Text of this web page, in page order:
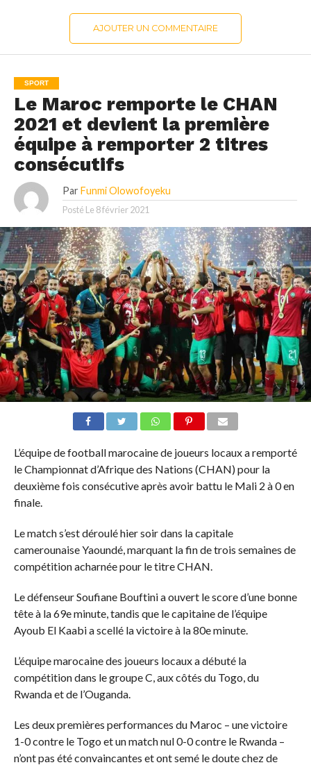
AJOUTER UN COMMENTAIRE
SPORT
Le Maroc remporte le CHAN
2021 et devient la première
équipe à remporter 2 titres
consécutifs
Par Funmi Olowofoyeku
Posté Le 8 février 2021
L’équipe de football marocaine de joueurs locaux a remporté
le Championnat d’Afrique des Nations (CHAN) pour la
deuxième fois consécutive après avoir battu le Mali 2 à 0 en
finale.
Le match s’est déroulé hier soir dans la capitale
camerounaise Yaoundé, marquant la fin de trois semaines de
compétition acharnée pour le titre CHAN.
Le défenseur Soufiane Bouftini a ouvert le score d’une bonne
tête à la 69e minute, tandis que le capitaine de l’équipe
Ayoub El Kaabi a scellé la victoire à la 80e minute.
L’équipe marocaine des joueurs locaux a débuté la
compétition dans le groupe C, aux côtés du Togo, du
Rwanda et de l’Ouganda.
Les deux premières performances du Maroc – une victoire
1-0 contre le Togo et un match nul 0-0 contre le Rwanda –
n’ont pas été convaincantes et ont semé le doute chez de